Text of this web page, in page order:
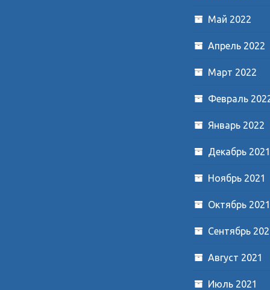
Май 2022
Апрель 2022
Март 2022
Февраль
Январь 2022
Декабрь 2021
Ноябрь 2021
Октябрь 2021
Сентябрь
Август 2021
Июль 2021